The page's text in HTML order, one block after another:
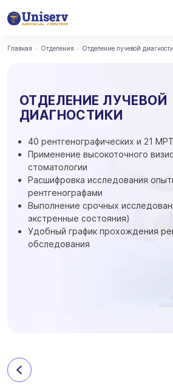
Главная Отделения Отделение лучевой
ОТДЕЛЕНИЕ ЛУЧЕВОЙ
ДИАГНОСТИКИ
40 рентгенографических и 21
Применение высокоточного
стоматологии
Расшифровка исследования
рентгенографами
Выполнение срочных
экстренные состояния)
Удобный график прохождения
обследования